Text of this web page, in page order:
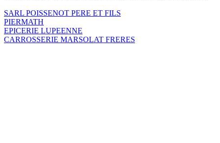
SARL POISSENOT PERE ET FILS
PIERMATH
EPICERIE LUPEENNE
CARROSSERIE MARSOLAT FRERES